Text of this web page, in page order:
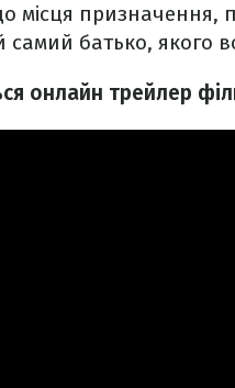
місця призначення,
самий батько, якого
онлайн трейлер